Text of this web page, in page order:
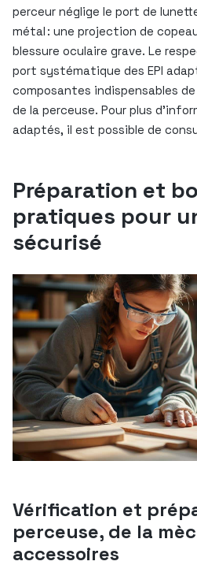
perceur néglige le port de
métal : une projection de
blessure oculaire grave. Le
port systématique des EPI
composantes indispensables
de la perceuse. Pour plus
adaptés, il est possible de
Préparation et
pratiques pour
sécurisé
Vérification et
perceuse, de la
accessoires